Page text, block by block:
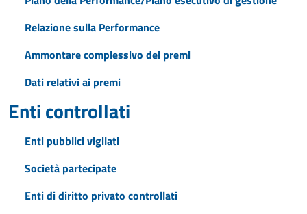
Relazione sulla Performance
Ammontare complessivo dei premi
Dati relativi ai premi
Enti controllati
Enti pubblici vigilati
Società partecipate
Enti di diritto privato controllati